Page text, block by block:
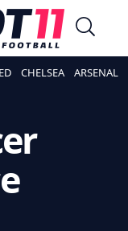
CHELSEA ARSENAL